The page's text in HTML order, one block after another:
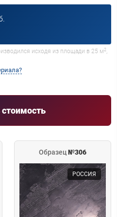
исходя из площади в 25 м 2 ,
стоимость
Образец№306
РОССИЯ